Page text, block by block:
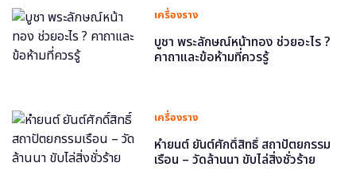
เครื่องราง
บูชา พระลักษณ์หน้าทอง ช่วยอะไร ?
คาถาและข้อห้ามที่ควรรู้
เครื่องราง
หำยนต์ ยันต์ศักดิ์สิทธิ์ สถาปัตยกรรม
เรือน – วัดล้านนา ขับไล่สิ่งชั่วร้าย